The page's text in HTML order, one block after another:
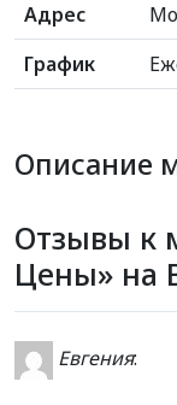
Адрес
График
Описание
Отзывы к
Цены» на
Евгения: